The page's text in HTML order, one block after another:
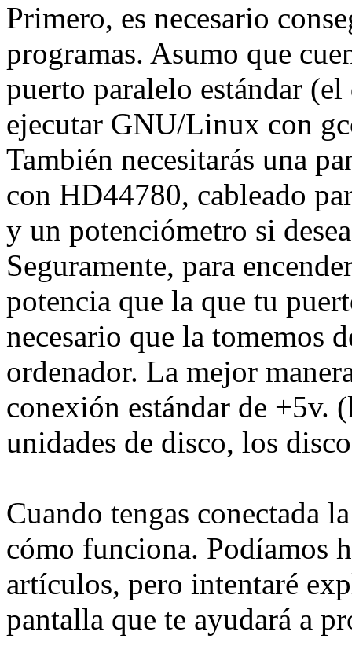
Primero, es necesario
programas. Asumo que
puerto paralelo estándar
ejecutar GNU/Linux con
También necesitarás una
con HD44780, cableado
y un potenciómetro si
Seguramente, para
potencia que la que tu
necesario que la tomemos
ordenador. La mejor
conexión estándar de +5v.
unidades de disco, los
Cuando tengas conectada
cómo funciona. Podíamos
artículos, pero intentaré
pantalla que te ayudará a